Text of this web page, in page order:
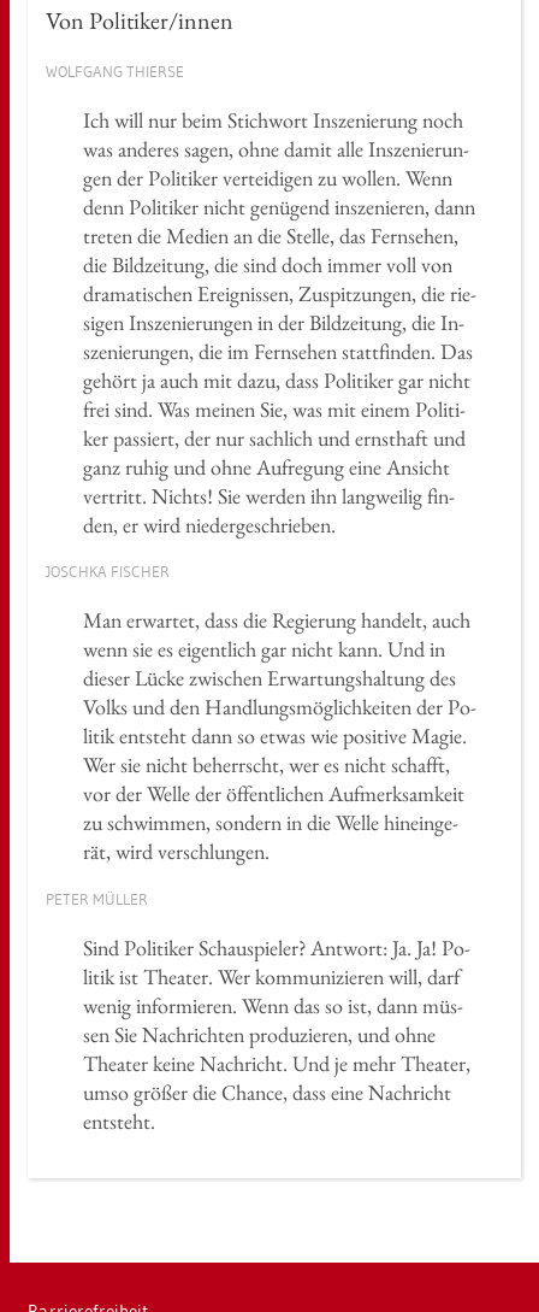
Von Po­li­ti­ker/innen
WOLF­GANG THIER­SE
Ich will nur beim Stich­wort In­sze­nie­rung noch
was an­de­res sagen, ohne damit alle In­sze­nie­run­
gen der Po­li­ti­ker ver­tei­di­gen zu wol­len. Wenn
denn Po­li­ti­ker nicht ge­nü­gend in­sze­nie­ren, dann
tre­ten die Me­di­en an die Stel­le, das Fern­se­hen,
die Bild­zei­tung, die sind doch immer voll von
dra­ma­ti­schen Er­eig­nis­sen, Zu­spit­zun­gen, die rie­
si­gen In­sze­nie­run­gen in der Bild­zei­tung, die In­
sze­nie­run­gen, die im Fern­se­hen statt­fin­den. Das
ge­hört ja auch mit dazu, dass Po­li­ti­ker gar nicht
frei sind. Was mei­nen Sie, was mit einem Po­li­ti­
ker pas­siert, der nur sach­lich und ernst­haft und
ganz ruhig und ohne Auf­re­gung eine An­sicht
ver­tritt. Nichts! Sie wer­den ihn lang­wei­lig fin­
den, er wird nie­der­ge­schrie­ben.
JOSCH­KA FI­SCHER
Man er­war­tet, dass die Re­gie­rung han­delt, auch
wenn sie es ei­gent­lich gar nicht kann. Und in
die­ser Lücke zwi­schen Er­war­tungs­hal­tung des
Volks und den Hand­lungs­mög­lich­kei­ten der Po­
li­tik ent­steht dann so etwas wie po­si­ti­ve Magie.
Wer sie nicht be­herrscht, wer es nicht schafft,
vor der Welle der öf­fent­li­chen Auf­merk­sam­keit
zu schwim­men, son­dern in die Welle hin­ein­ge­
rät, wird ver­schlun­gen.
PETER MÜL­LER
Sind Po­li­ti­ker Schau­spie­ler? Ant­wort: Ja. Ja! Po­
li­tik ist Thea­ter. Wer kom­mu­ni­zie­ren will, darf
wenig in­for­mie­ren. Wenn das so ist, dann müs­
sen Sie Nach­rich­ten pro­du­zie­ren, und ohne
Thea­ter keine Nach­richt. Und je mehr Thea­ter,
umso grö­ßer die Chan­ce, dass eine Nach­richt
ent­steht.